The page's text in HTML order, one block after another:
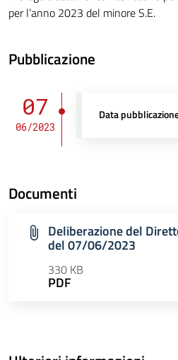
per l’anno 2023 del minore S.E.
Pubblicazione
07
06/2023
Data
Documenti
Deliberazione del
del 07/06/2023
330 KB
PDF